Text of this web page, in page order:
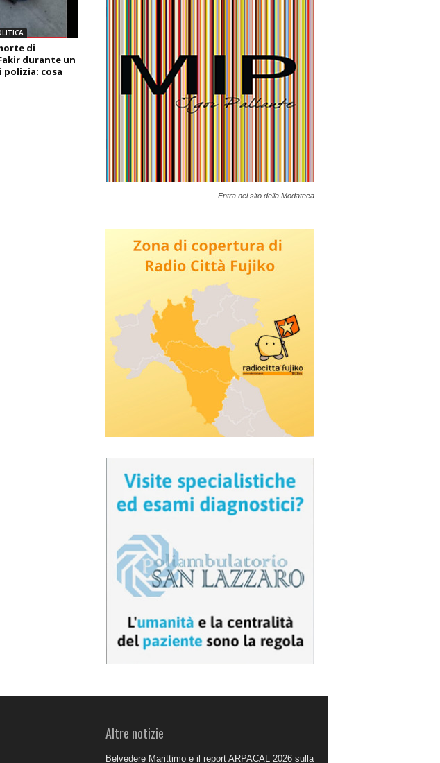
di
durante un
cosa
Entra nel sito della Modateca
Altre notizie
Belvedere Marittimo e il report ARPACAL 2026 sulla